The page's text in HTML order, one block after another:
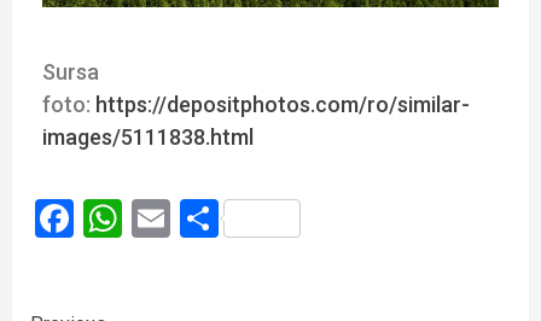
Sursa
foto: https://depositphotos.com/ro/similar-
images/5111838.html
Facebook
WhatsApp
EmailPartajează